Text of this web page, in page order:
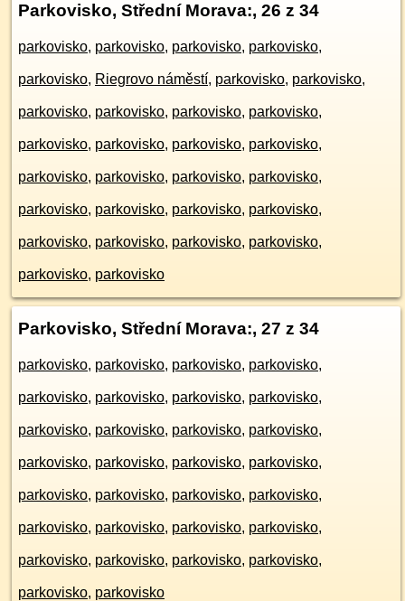
Parkovisko, Střední Morava:, 26 z 34
parkovisko, parkovisko, parkovisko, parkovisko,
parkovisko, Riegrovo náměstí, parkovisko, parkovisko,
parkovisko, parkovisko, parkovisko, parkovisko,
parkovisko, parkovisko, parkovisko, parkovisko,
parkovisko, parkovisko, parkovisko, parkovisko,
parkovisko, parkovisko, parkovisko, parkovisko,
parkovisko, parkovisko, parkovisko, parkovisko,
parkovisko, parkovisko
Parkovisko, Střední Morava:, 27 z 34
parkovisko, parkovisko, parkovisko, parkovisko,
parkovisko, parkovisko, parkovisko, parkovisko,
parkovisko, parkovisko, parkovisko, parkovisko,
parkovisko, parkovisko, parkovisko, parkovisko,
parkovisko, parkovisko, parkovisko, parkovisko,
parkovisko, parkovisko, parkovisko, parkovisko,
parkovisko, parkovisko, parkovisko, parkovisko,
parkovisko, parkovisko